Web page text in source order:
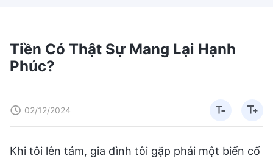
Tiền Có Thật Sự Mang Lại Hạnh
Phúc?
02/12/2024
Khi tôi lên tám, gia đình tôi gặp phải một biến cố